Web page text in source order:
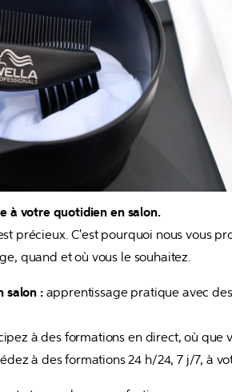
à votre quotidien en salon.
précieux. C'est pourquoi nous vous
quand et où vous le souhaitez.
salon : apprentissage pratique avec des
à des formations en direct, où que
à des formations 24 h/24, 7 j/7, à